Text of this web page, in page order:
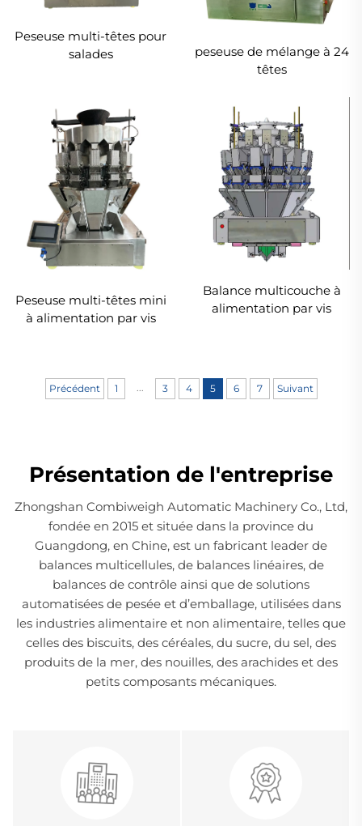
Peseuse multi-têtes pour
salades
peseuse de mélange à 24
têtes
Peseuse multi-têtes mini
à alimentation par vis
Balance multicouche à
alimentation par vis
Précédent 1 3 4 5 6 7 Suivant
Présentation de l'entreprise
Zhongshan Combiweigh Automatic Machinery Co., Ltd,
fondée en 2015 et située dans la province du
Guangdong, en Chine, est un fabricant leader de
balances multicellules, de balances linéaires, de
balances de contrôle ainsi que de solutions
automatisées de pesée et d’emballage, utilisées dans
les industries alimentaire et non alimentaire, telles que
celles des biscuits, des céréales, du sucre, du sel, des
produits de la mer, des nouilles, des arachides et des
petits composants mécaniques.